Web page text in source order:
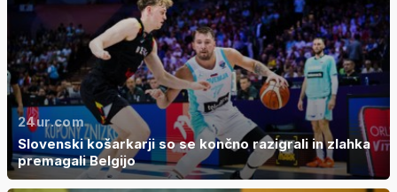
24ur.com
Slovenski košarkarji so se končno razigrali in zlahka
premagali Belgijo